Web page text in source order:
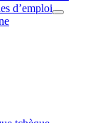
d’emploi